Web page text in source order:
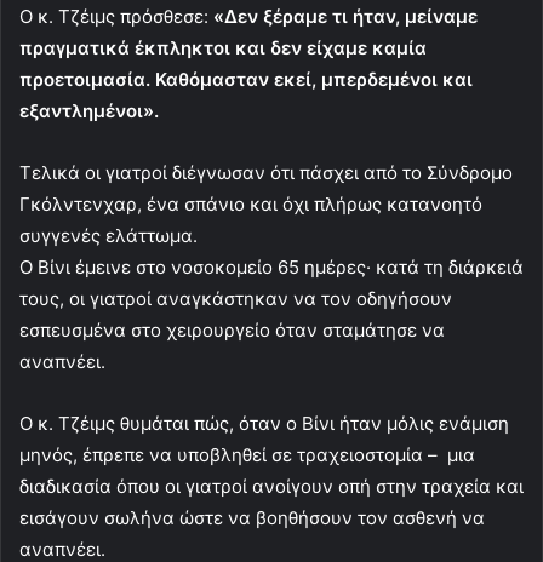
Ο κ. Τζέιμς πρόσθεσε: «Δεν ξέραμε τι ήταν, μείναμε
πραγματικά έκπληκτοι και δεν είχαμε καμία
προετοιμασία. Καθόμασταν εκεί, μπερδεμένοι και
εξαντλημένοι».
Τελικά οι γιατροί διέγνωσαν ότι πάσχει από το Σύνδρομο
Γκόλντενχαρ, ένα σπάνιο και όχι πλήρως κατανοητό
συγγενές ελάττωμα.
Ο Βίνι έμεινε στο νοσοκομείο 65 ημέρες· κατά τη διάρκειά
τους, οι γιατροί αναγκάστηκαν να τον οδηγήσουν
εσπευσμένα στο χειρουργείο όταν σταμάτησε να
αναπνέει.
Ο κ. Τζέιμς θυμάται πώς, όταν ο Βίνι ήταν μόλις ενάμιση
μηνός, έπρεπε να υποβληθεί σε τραχειοστομία – μια
διαδικασία όπου οι γιατροί ανοίγουν οπή στην τραχεία και
εισάγουν σωλήνα ώστε να βοηθήσουν τον ασθενή να
αναπνέει.